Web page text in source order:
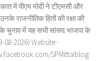
में पीएम मोदी ने टीएमसी और
राजनीतिक हितों की रक्षा की
के चुनाव में यह सभी सांसद भाजपा के
08-2026) Website-
SPMittalblog